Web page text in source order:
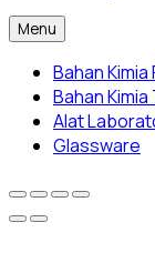
Menu
Bahan Kimia
Bahan Kimia
Alat
Glassware